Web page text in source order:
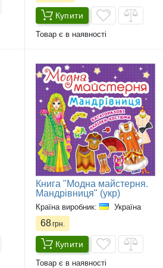
Купити
Товар є в наявності
Книга "Модна майстерня.
Мандрівниця" (укр)
Країна виробник: Україна
68грн.
Купити
Товар є в наявності